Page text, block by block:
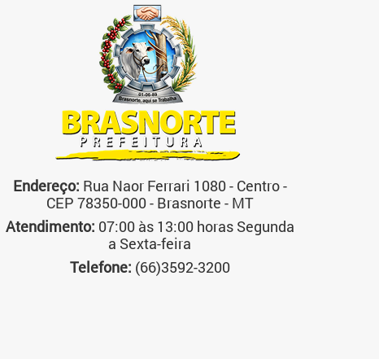
Endereço: Rua Naor Ferrari 1080 - Centro -
CEP 78350-000 - Brasnorte - MT
Atendimento: 07:00 às 13:00 horas Segunda
a Sexta-feira
Telefone: (66)3592-3200